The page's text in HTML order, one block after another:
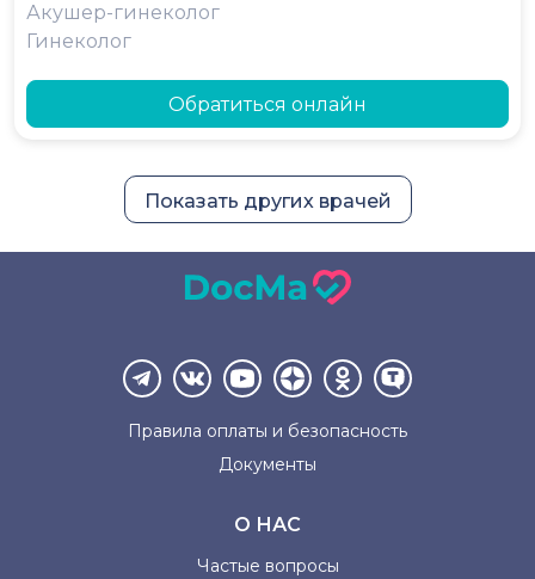
Акушер-гинеколог
Гинеколог
Обратиться онлайн
Показать других врачей
Правила оплаты и безопасность
Документы
О НАС
Частые вопросы